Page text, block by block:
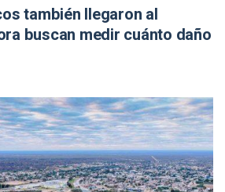
también llegaron al
buscan medir cuánto daño